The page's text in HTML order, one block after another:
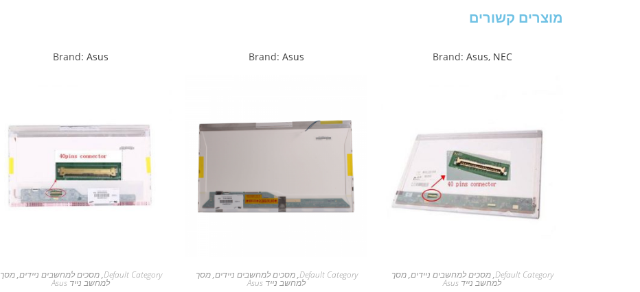
מוצרים קשורים
Brand: Asus, NEC
Default Category
,מסכים למחשבים ניידים,מסך
למחשב נייד Asus
Brand: Asus
Default Category
,מסכים למחשבים ניידים,מסך
למחשב נייד Asus
Brand: Asus
Default Category
,מסכים למחשבים ניידים,מסך
למחשב נייד Asus